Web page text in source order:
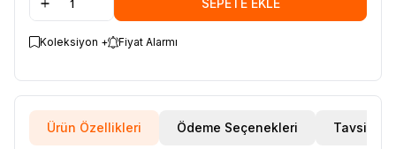
SEPETE EKLE
Koleksiyon + Fiyat Alarmı
Ürün Özellikleri Ödeme Seçenekleri Tavsiye Et